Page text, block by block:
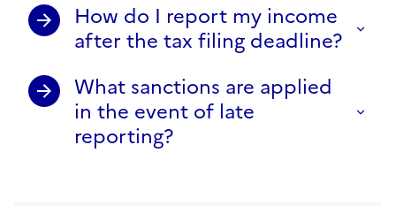
How do I report my income
after the tax filing deadline?
What sanctions are applied
in the event of late
reporting?